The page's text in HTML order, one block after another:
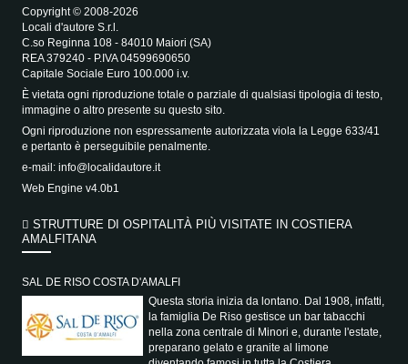
Copyright © 2008-2026
Locali d'autore S.r.l.
C.so Reginna 108 - 84010 Maiori (SA)
REA 379240 - P.IVA 04599690650
Capitale Sociale Euro 100.000 i.v.
È vietata ogni riproduzione totale o parziale di qualsiasi tipologia di testo,
immagine o altro presente su questo sito.
Ogni riproduzione non espressamente autorizzata viola la Legge 633/41
e pertanto è perseguibile penalmente.
e-mail: info@localidautore.it
Web Engine v4.0b1
STRUTTURE DI OSPITALITÀ PIÙ VISITATE IN COSTIERA
AMALFITANA
SAL DE RISO COSTA D'AMALFI
Questa storia inizia da lontano. Dal 1908, infatti,
la famiglia De Riso gestisce un bar tabacchi
nella zona centrale di Minori e, durante l'estate,
preparano gelato e granite al limone